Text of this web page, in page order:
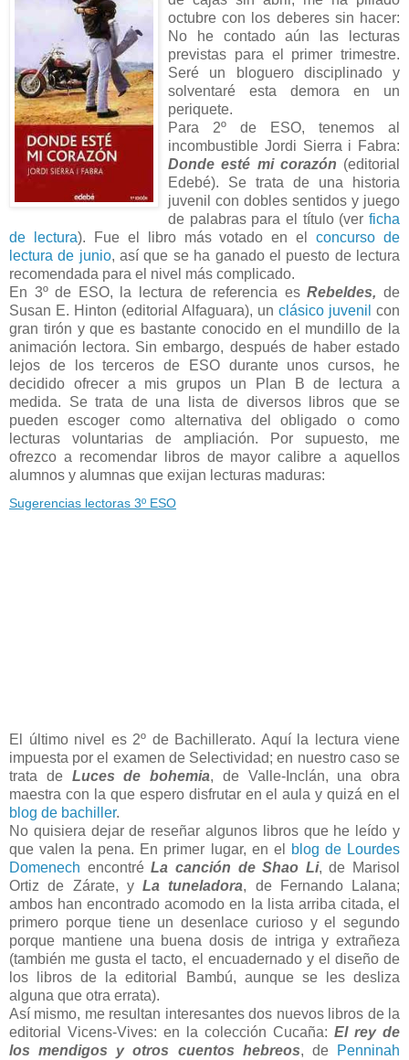
octubre con los deberes sin hacer:
No he contado aún las lecturas
previstas para el primer trimestre.
Seré un bloguero disciplinado y
solventaré esta demora en un
periquete.
Para 2º de ESO, tenemos al
incombustible Jordi Sierra i Fabra:
Donde esté mi corazón (editorial
Edebé). Se trata de una historia
juvenil con dobles sentidos y juego
de palabras para el título (ver ficha
de lectura). Fue el libro más votado en elconcurso de
lectura de junio, así que se ha ganado el puesto de lectura
recomendada para el nivel más complicado.
En 3º de ESO, la lectura de referencia esRebeldes, de
Susan E. Hinton (editorial Alfaguara), un clásico juvenil con
gran tirón y que es bastante conocido en el mundillo de la
animación lectora. Sin embargo, después de haber estado
lejos de los terceros de ESO durante unos cursos, he
decidido ofrecer a mis grupos un Plan B de lectura a
medida. Se trata de una lista de diversos libros que se
pueden escoger como alternativa del obligado o como
lecturas voluntarias de ampliación. Por supuesto, me
ofrezco a recomendar libros de mayor calibre a aquellos
alumnos y alumnas que exijan lecturas maduras:
Sugerencias lectoras 3º ESO
El último nivel es 2º de Bachillerato. Aquí la lectura viene
impuesta por el examen de Selectividad; en nuestro caso se
trata de Luces de bohemia, de Valle-Inclán, una obra
maestra con la que espero disfrutar en el aula y quizá en el
blog de bachiller.
No quisiera dejar de reseñar algunos libros que he leído y
que valen la pena. En primer lugar, en el
blog de Lourdes
Domenech encontréLa canción de Shao Li, de Marisol
Ortiz de Zárate, y La tuneladora, de Fernando Lalana;
ambos han encontrado acomodo en la lista arriba citada, el
primero porque tiene un desenlace curioso y el segundo
porque mantiene una buena dosis de intriga y extrañeza
(también me gusta el tacto, el encuadernado y el diseño de
los libros de la editorial Bambú, aunque se les desliza
alguna que otra errata).
Así mismo, me resultan interesantes dos nuevos libros de la
editorial Vicens-Vives: en la colección Cucaña: El rey de
los mendigos y otros cuentos hebreos, de
Penninah